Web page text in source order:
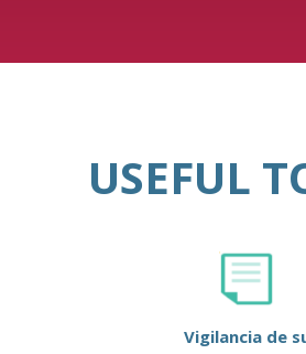
USEFUL
Vigilancia de